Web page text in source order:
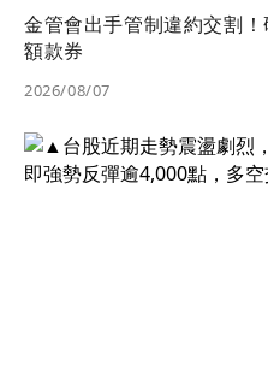
金管會出手管制違約交割
額款券
2026/08/07